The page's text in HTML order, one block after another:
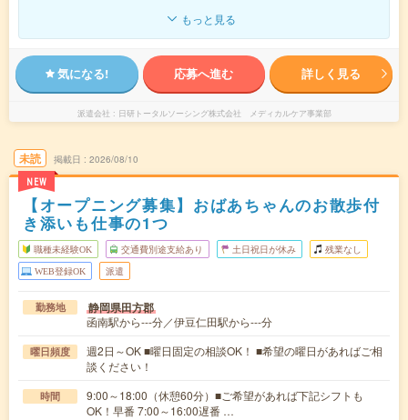
もっと見る
気になる! 応募へ進む 詳しく見る
派遣会社 日研トータルソーシング株式会社 メディカルケア事業部
未読
NEW
掲載日 2026/08/10
【オープニング募集】おばあちゃんのお散歩付
き添いも仕事の1つ
職種未経験OK 交通費別途支給あり 土日祝日が休み 残業なし
WEB登録OK 派遣
勤務地 静岡県田方郡
函南駅から---分／伊豆仁田駅から---分
曜日頻度
週2日～OK ■曜日固定の相談OK！ ■希望の曜日があればご相
談ください！
時間
9:00～18:00（休憩60分）■ご希望があれば下記シフトも
OK！早番 7:00～16:00遅番 …